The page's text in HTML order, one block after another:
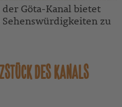
Göta-Kanal bietet
zu
DES KANALS